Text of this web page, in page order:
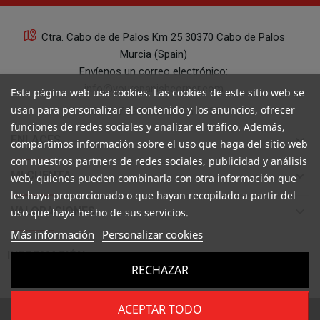
Ctra. Cabo de de Palos Km 25 30370 Cabo de Palos
Murcia (Spain)
Envíenos un correo electrónico:
info@yourspanishcorner.com
+34 647 29 98 21 de 9 a 14:30
ENLACES keyboard_arrow_down
MI CUENTA keyboard_arrow_down
VALORACIONES
INFORMACIÓN 
Esta página web usa cookies. Las cookies de este sitio web se
usan para personalizar el contenido y los anuncios, ofrecer
funciones de redes sociales y analizar el tráfico. Además,
compartimos información sobre el uso que haga del sitio web
con nuestros partners de redes sociales, publicidad y análisis
web, quienes pueden combinarla con otra información que
les haya proporcionado o que hayan recopilado a partir del
uso que haya hecho de sus servicios.
Más información Personalizar cookies
RECHAZAR
ACEPTAR TODO
Your Spanish Corner. Todos los derechos reservados